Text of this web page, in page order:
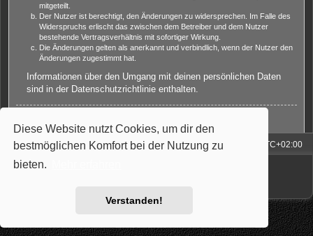
Diese Website nutzt Cookies, um dir den
bestmöglichen Komfort bei der Nutzung zu
bieten.
Verstanden!
mitgeteilt.
Der Nutzer ist berechtigt, den Änderungen zu widersprechen. Im Falle des
Widerspruchs erlischt das zwischen dem Betreiber und dem Nutzer
bestehende Vertragsverhältnis mit sofortiger Wirkung.
Die Änderungen gelten als anerkannt und verbindlich, wenn der Nutzer den
Änderungen zugestimmt hat.
Informationen über den Umgang mit deinen persönlichen Daten
sind in der Datenschutzrichtlinie enthalten.
Foren-Übersicht Alle Zeiten sind UTC+02:00
Powered by
Deutsche Übersetzung durch